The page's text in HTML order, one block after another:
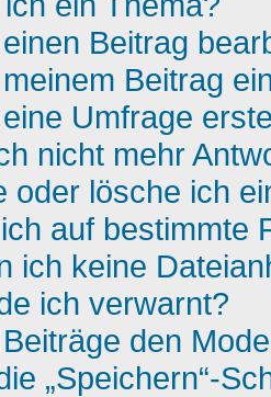
Beitrag
Beitrag
Umfrage
nicht mehr
oder lösche ich
auf bestimmte
ich keine
ich verwarnt?
den
„Speichern“-